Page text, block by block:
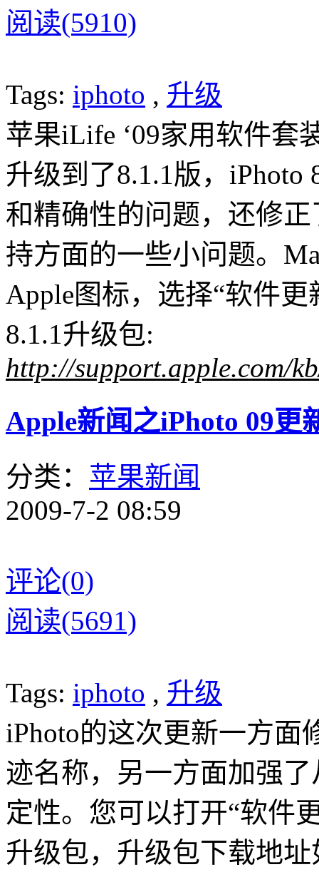
阅读(5910)
Tags: iphoto , 升级
苹果iLife ‘09家用软件套
升级到了8.1.1版，
和精确性的问题，还修
持方面的一些小问题。
Apple图标，选择“软件
8.1.1升级包:
http://support.apple.com/
Apple新闻之iPhoto 09
分类： 苹果新闻
2009-7-2 08:59
评论(0)
阅读(5691)
Tags: iphoto , 升级
iPhoto的这次更新一方面
迹名称，另一方面加强
定性。您可以打开“软件
升级包，升级包下载地址